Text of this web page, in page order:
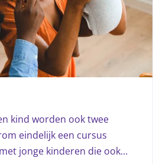
kind worden ook twee
eindelijk een cursus
jonge kinderen die ook